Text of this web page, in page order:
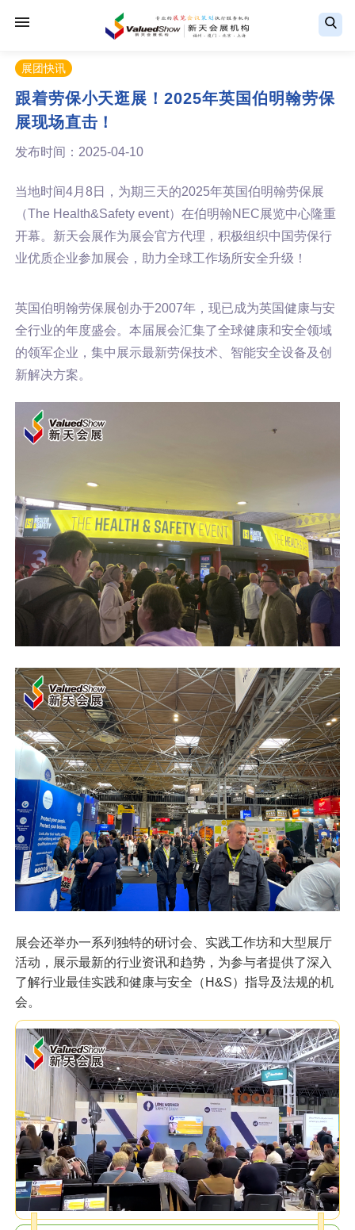
展团快讯
跟着劳保小天逛展！2025年英国伯明翰劳保
展现场直击！
发布时间：2025-04-10
当地时间4月8日，为期三天的2025年英国伯明翰劳保展
（The Health&Safety event）在伯明翰NEC展览中心隆重
开幕。新天会展作为展会官方代理，积极组织中国劳保行
业优质企业参加展会，助力全球工作场所安全升级！
英国伯明翰劳保展创办于2007年，现已成为英国健康与安
全行业的年度盛会。本届展会汇集了全球健康和安全领域
的领军企业，集中展示最新劳保技术、智能安全设备及创
新解决方案。
展会还举办一系列独特的研讨会、实践工作坊和大型展厅
活动，展示最新的行业资讯和趋势，为参与者提供了深入
了解行业最佳实践和健康与安全（H&S）指导及法规的机
会。